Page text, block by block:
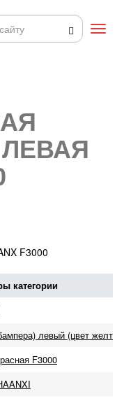
F3000
категории
левый (цвет
F3000